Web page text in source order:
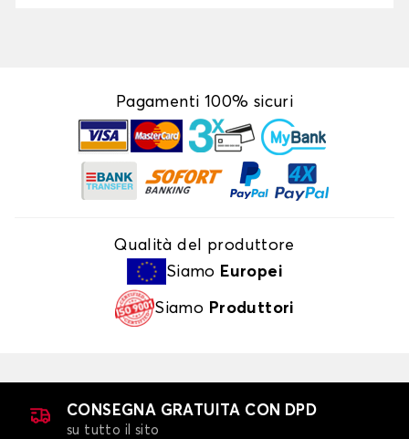
Pagamenti 100% sicuri
Qualità del produttore
Siamo Europei
Siamo Produttori
CONSEGNA GRATUITA CON DPD
su tutto il sito